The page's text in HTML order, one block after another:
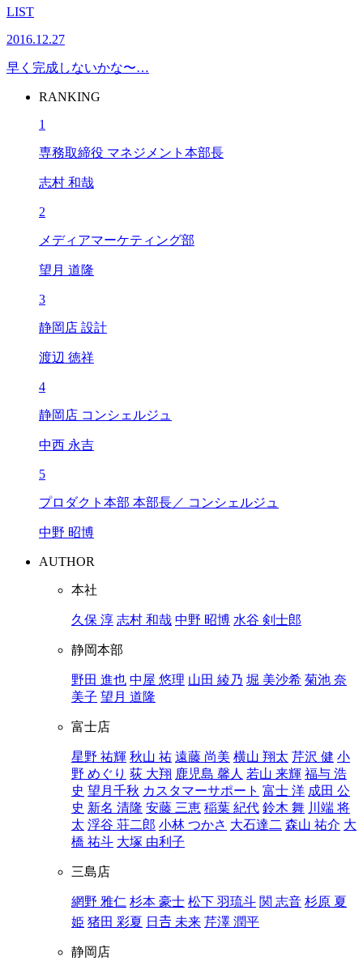
LIST
2016.12.27
早く完成しないかな〜…
RANKING
1
専務取締役 マネジメント本部長
志村 和哉
2
メディアマーケティング部
望月 道隆
3
静岡店 設計
渡辺 徳祥
4
静岡店 コンシェルジュ
中西 永吉
5
プロダクト本部 本部長／ コンシェルジュ
中野 昭博
AUTHOR
本社
久保 淳 志村 和哉 中野 昭博 水谷 剣士郎
静岡本部
野田 進也 中屋 悠理 山田 綾乃 堀 美沙希 菊池 奈
美子 望月 道隆
富士店
星野 祐輝 秋山 祐 遠藤 尚美 横山 翔太 芹沢 健 小
野 めぐり 荻 大翔 鹿児島 馨人 若山 来輝 福与 浩
史 望月千秋 カスタマーサポート 富士 洋 成田 公
史 新名 清隆 安藤 三恵 稲葉 紀代 鈴木 舞 川端 将
太 浮谷 荘二郎 小林 つかさ 大石達二 森山 祐介 大
橋 祐斗 大塚 由利子
三島店
網野 雅仁 杉本 豪士 松下 羽琉斗 関 志音 杉原 夏
姫 猪田 彩夏 日𠮷 未来 芹澤 潤平
静岡店